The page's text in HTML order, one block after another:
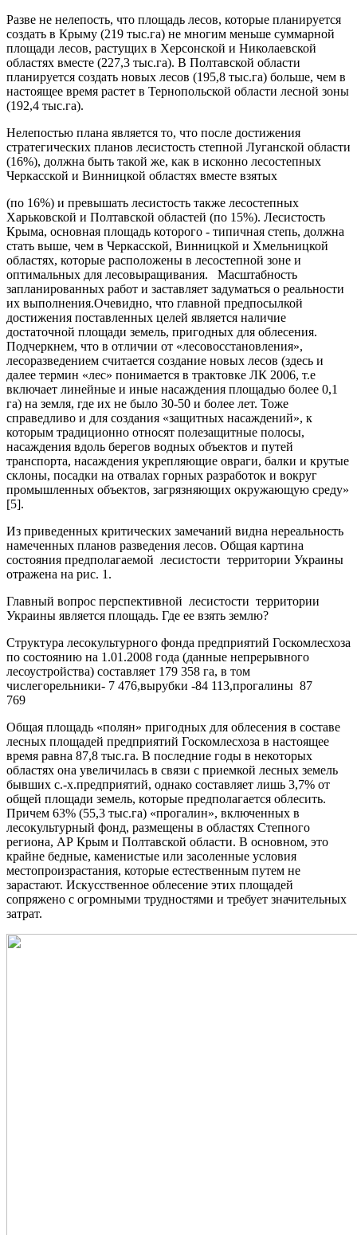
Разве не нелепость, что площадь лесов, которые планируется
создать в Крыму (219 тыс.га) не многим меньше суммарной
площади лесов, растущих в Херсонской и Николаевской
областях вместе (227,3 тыс.га). В Полтавской области
планируется создать новых лесов (195,8 тыс.га) больше, чем в
настоящее время растет в Тернопольской области лесной зоны
(192,4 тыс.га).
Нелепостью плана является то, что после достижения
стратегических планов лесистость степной Луганской области
(16%), должна быть такой же, как в исконно лесостепных
Черкасской и Винницкой областях вместе взятых
(по 16%) и превышать лесистость также лесостепных
Харьковской и Полтавской областей (по 15%). Лесистость
Крыма, основная площадь которого - типичная степь, должна
стать выше, чем в Черкасской, Винницкой и Хмельницкой
областях, которые расположены в лесостепной зоне и
оптимальных для лесовыращивания. Масштабность
запланированных работ и заставляет задуматься о реальности
их выполнения.Очевидно, что главной предпосылкой
достижения поставленных целей является наличие
достаточной площади земель, пригодных для облесения.
Подчеркнем, что в отличии от «лесовосстановления»,
лесоразведением считается создание новых лесов (здесь и
далее термин «лес» понимается в трактовке ЛК 2006, т.е
включает линейные и иные насаждения площадью более 0,1
га) на земля, где их не было 30-50 и более лет. Тоже
справедливо и для создания «защитных насаждений», к
которым традиционно относят полезащитные полосы,
насаждения вдоль берегов водных объектов и путей
транспорта, насаждения укрепляющие овраги, балки и крутые
склоны, посадки на отвалах горных разработок и вокруг
промышленных объектов, загрязняющих окружающую среду»
[5].
Из приведенных критических замечаний видна нереальность
намеченных планов разведения лесов. Общая картина
состояния предполагаемой лесистости территории Украины
отражена на рис. 1.
Главный вопрос перспективной лесистости территории
Украины является площадь. Где ее взять землю?
Структура лесокультурного фонда предприятий Госкомлесхоза
по состоянию на 1.01.2008 года (данные непрерывного
лесоустройства) составляет 179 358 га, в том
числегорельники- 7 476,вырубки -84 113,прогалины 87
769
Общая площадь «полян» пригодных для облесения в составе
лесных площадей предприятий Госкомлесхоза в настоящее
время равна 87,8 тыс.га. В последние годы в некоторых
областях она увеличилась в связи с приемкой лесных земель
бывших с.-х.предприятий, однако составляет лишь 3,7% от
общей площади земель, которые предполагается облесить.
Причем 63% (55,3 тыс.га) «прогалин», включенных в
лесокультурный фонд, размещены в областях Степного
региона, АР Крым и Полтавской области. В основном, это
крайне бедные, каменистые или засоленные условия
местопроизрастания, которые естественным путем не
зарастают. Искусственное облесение этих площадей
сопряжено с огромными трудностями и требует значительных
затрат.